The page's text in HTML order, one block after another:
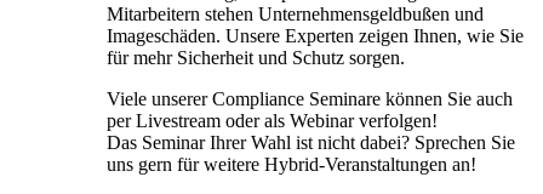
Mitarbeitern stehen Unternehmensgeldbußen und
Imageschäden. Unsere Experten zeigen Ihnen, wie Sie
für mehr Sicherheit und Schutz sorgen.
Viele unserer Compliance Seminare können Sie auch
per Livestream oder als Webinar verfolgen!
Das Seminar Ihrer Wahl ist nicht dabei? Sprechen Sie
uns gern für weitere Hybrid-Veranstaltungen an!